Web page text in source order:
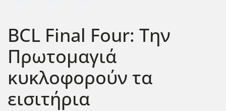
BCL Final Four: Την
Πρωτομαγιά
κυκλοφορούν τα
εισιτήρια